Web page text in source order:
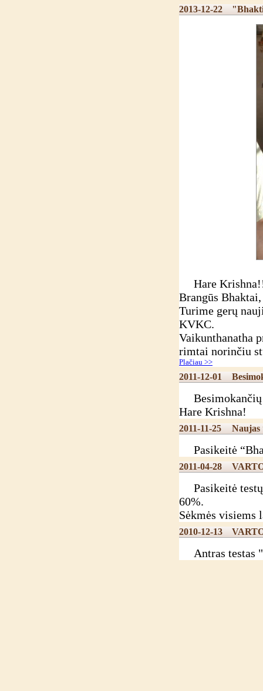
2013-12-22
Hare
Brangūs Bhaktai,
Turime gerų
KVKC.
Vaikunthanatha
rimtai norinčiu
Plačiau >>
2011-12-01
Besimokančių
Hare Krishna!
2011-11-25 Naujas
Pasikeitė
2011-04-28
Pasikeitė testų
60%.
Sėkmės visiems
2010-12-13
Antras testas